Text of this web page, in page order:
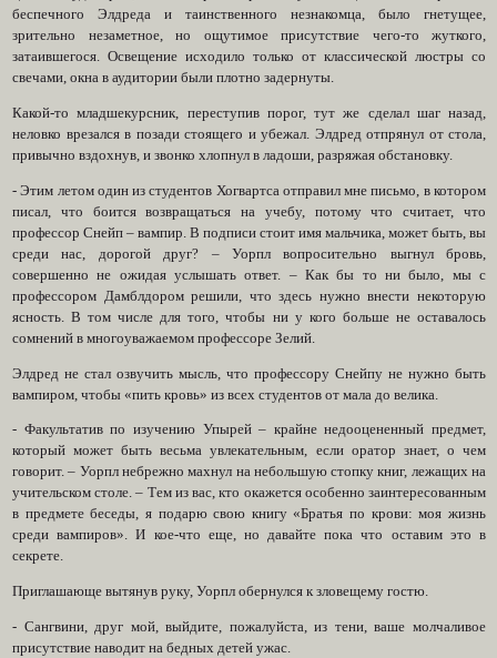
беспечного Элдреда и таинственного незнакомца, было гнетущее,
зрительно незаметное, но ощутимое присутствие чего-то жуткого,
затаившегося. Освещение исходило только от классической люстры со
свечами, окна в аудитории были плотно задернуты.
Какой-то младшекурсник, переступив порог, тут же сделал шаг назад,
неловко врезался в позади стоящего и убежал. Элдред отпрянул от стола,
привычно вздохнув, и звонко хлопнул в ладоши, разряжая обстановку.
- Этим летом один из студентов Хогвартса отправил мне письмо, в котором
писал, что боится возвращаться на учебу, потому что считает, что
профессор Снейп – вампир. В подписи стоит имя мальчика, может быть, вы
среди нас, дорогой друг? – Уорпл вопросительно выгнул бровь,
совершенно не ожидая услышать ответ. – Как бы то ни было, мы с
профессором Дамблдором решили, что здесь нужно внести некоторую
ясность. В том числе для того, чтобы ни у кого больше не оставалось
сомнений в многоуважаемом профессоре Зелий.
Элдред не стал озвучить мысль, что профессору Снейпу не нужно быть
вампиром, чтобы «пить кровь» из всех студентов от мала до велика.
- Факультатив по изучению Упырей – крайне недооцененный предмет,
который может быть весьма увлекательным, если оратор знает, о чем
говорит. – Уорпл небрежно махнул на небольшую стопку книг, лежащих на
учительском столе. – Тем из вас, кто окажется особенно заинтересованным
в предмете беседы, я подарю свою книгу «Братья по крови: моя жизнь
среди вампиров». И кое-что еще, но давайте пока что оставим это в
секрете.
Приглашающе вытянув руку, Уорпл обернулся к зловещему гостю.
- Сангвини, друг мой, выйдите, пожалуйста, из тени, ваше молчаливое
присутствие наводит на бедных детей ужас.